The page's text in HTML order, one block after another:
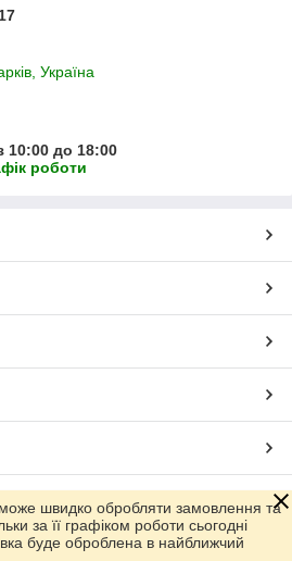
Україна
10:00 до 18:00
роботи
Prom.ua
швидко обробляти замовлення та
за її графіком роботи сьогодні
буде оброблена в найближчий